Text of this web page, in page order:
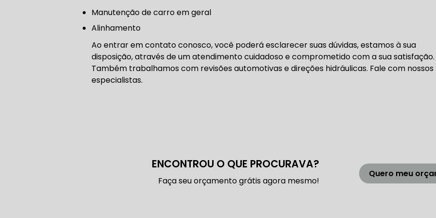
CONSERTO DE DIREÇÃO HIDRÁULICA
DIREÇÃO HIDRÁULICA ZONA SUL
FREIO ABS MANUTENÇÃO SISTEMA DE FREIOS AUTOMOTIVOS
manutenção de carro em geral
Alinhamento
Ao entrar em contato conosco, você poderá esclarecer suas dúvidas, estamos à sua
disposição, através de um atendimento cuidadoso e comprometido com a sua satisfação.
Também trabalhamos com revisões automotivas e direções hidráulicas. Fale com nossos
especialistas.
ENCONTROU O QUE PROCURAVA?
Faça seu orçamento grátis agora mesmo!
Quero meu